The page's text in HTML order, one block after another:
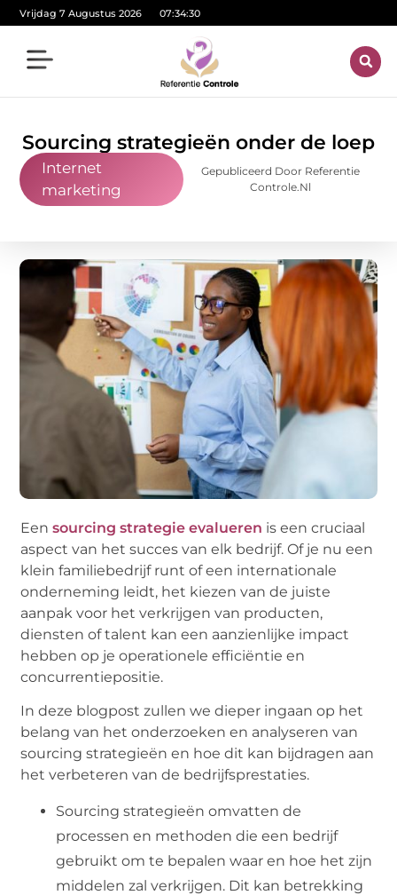
Vrijdag 7 Augustus 2026 07:34:30
Sourcing strategieën onder de loep
Internet
marketing
Gepubliceerd Door Referentie
Controle.nl
Eensourcing strategie evalueren is een cruciaal
aspect van het succes van elk bedrijf. Of je nu een
klein familiebedrijf runt of een internationale
onderneming leidt, het kiezen van de juiste
aanpak voor het verkrijgen van producten,
diensten of talent kan een aanzienlijke impact
hebben op je operationele efficiëntie en
concurrentiepositie.
In deze blogpost zullen we dieper ingaan op het
belang van het onderzoeken en analyseren van
sourcing strategieën en hoe dit kan bijdragen aan
het verbeteren van de bedrijfsprestaties.
Sourcing strategieën omvatten de
processen en methoden die een bedrijf
gebruikt om te bepalen waar en hoe het zijn
middelen zal verkrijgen. Dit kan betrekking